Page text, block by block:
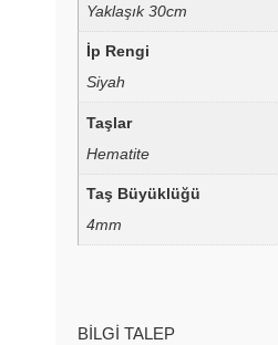
Yaklaşık 30cm
İp Rengi
Siyah
Taşlar
Hematite
Taş Büyüklüğü
4mm
BILGI TALEP